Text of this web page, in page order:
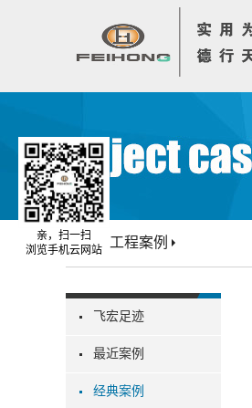
飞宏足迹
最近案例
经典案例
首页 工程案例
亲，扫一扫
浏览手机云网站